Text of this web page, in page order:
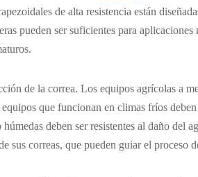
de alta resistencia están
pueden ser suficientes para
de la correa. Los equipos agrícolas a
que funcionan en climas fríos
deben ser resistentes al daño del
sus correas, que pueden guiar el proceso